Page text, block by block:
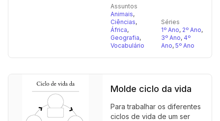
Assuntos
Animais,
Ciências,
África,
Geografia,
Vocabulário
Séries
1º Ano, 2º Ano,
3º Ano, 4º
Ano, 5º Ano
Molde ciclo da vida
Para trabalhar os diferentes
ciclos de vida de um ser